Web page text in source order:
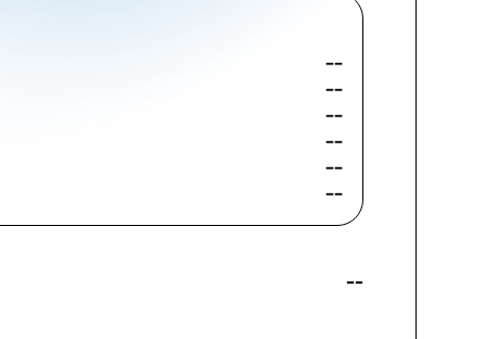
--
--
--
--
--
--
--